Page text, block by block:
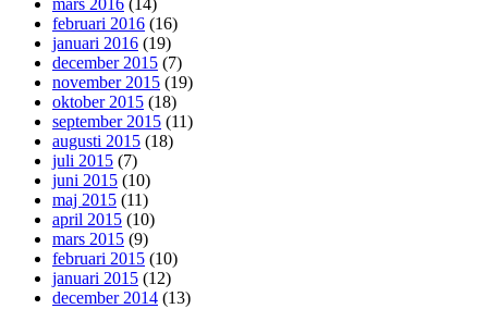
mars 2016 (14)
februari 2016 (16)
januari 2016 (19)
december 2015 (7)
november 2015 (19)
oktober 2015 (18)
september 2015 (11)
augusti 2015 (18)
juli 2015 (7)
juni 2015 (10)
maj 2015 (11)
april 2015 (10)
mars 2015 (9)
februari 2015 (10)
januari 2015 (12)
december 2014 (13)